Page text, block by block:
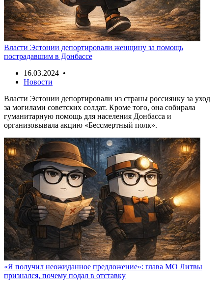
Власти Эстонии депортировали женщину за помощь
пострадавшим в Донбассе
16.03.2024 •
Новости
Власти Эстонии депортировали из страны россиянку за уход
за могилами советских солдат. Кроме того, она собирала
гуманитарную помощь для населения Донбасса и
организовывала акцию «Бессмертный полк».
«Я получил неожиданное предложение»: глава МО Литвы
признался, почему подал в отставку